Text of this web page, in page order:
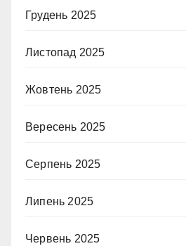
Грудень 2025
Листопад 2025
Жовтень 2025
Вересень 2025
Серпень 2025
Липень 2025
Червень 2025